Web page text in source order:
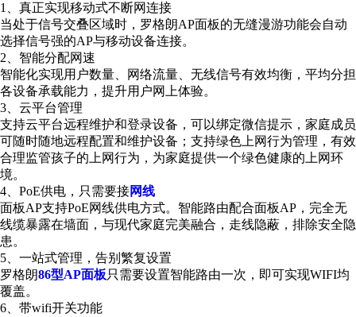
1、真正实现移动式不断网连接
当处于信号交叠区域时，罗格朗AP面板的无缝漫游功能会自动
选择信号强的AP与移动设备连接。
2、智能分配网速
智能化实现用户数量、网络流量、无线信号有效均衡，平均分担
各设备承载能力，提升用户网上体验。
3、云平台管理
支持云平台远程维护和登录设备，可以绑定微信提示，家庭成员
可随时随地远程配置和维护设备；支持绿色上网行为管理，有效
合理监管孩子的上网行为，为家庭提供一个绿色健康的上网环
境。
4、PoE供电，只需要接网线
面板AP支持PoE网线供电方式。智能路由配合面板AP，完全无
线缆暴露在墙面，与现代家庭完美融合，走线隐蔽，排除安全隐
患。
5、一站式管理，告别繁复设置
罗格朗86型AP面板只需要设置智能路由一次，即可实现WIFI均
覆盖。
6、带wifi开关功能